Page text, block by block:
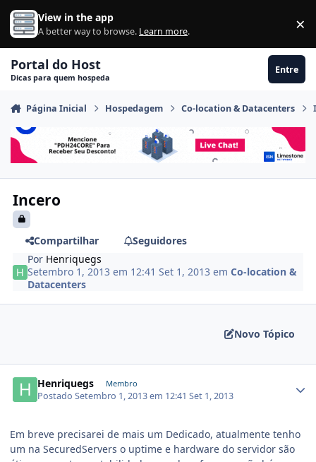
Ir para conteúdo
View in the app
A better way to browse. Learn more. ×
Portal do Host
Dicas para quem hospeda
Entre
Página Inicial Hospedagem Co-location & Datacenters
Incero
Compartilhar
Seguidores
Por Henriquegs
Setembro 1, 2013 em 12:41Set 1, 2013 emCo-location &
Datacenters
Novo Tópico
Henriquegs Membro
PostadoSetembro 1, 2013 em 12:41Set 1, 2013
Em breve precisarei de mais um Dedicado, atualmente tenho
um na SecuredServers o uptime e hardware do servidor são